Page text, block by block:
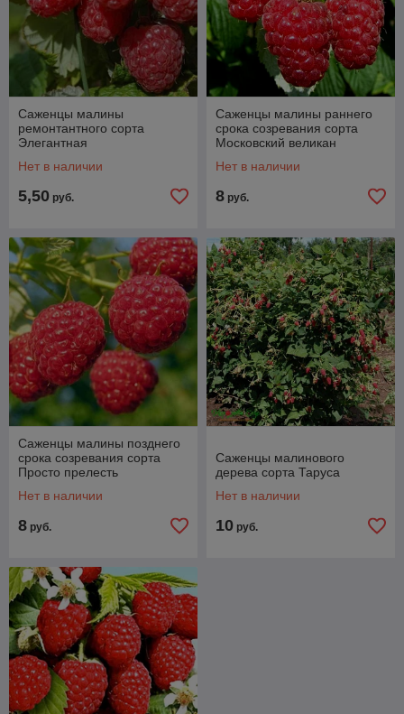
Саженцы малины
ремонтантного сорта
Элегантная
Нет в наличии
5,50 руб.
Саженцы малины раннего
срока созревания сорта
Московский великан
Нет в наличии
8 руб.
Саженцы малины позднего
срока созревания сорта
Просто прелесть
Нет в наличии
8 руб.
Саженцы малинового
дерева сорта Таруса
Нет в наличии
10 руб.